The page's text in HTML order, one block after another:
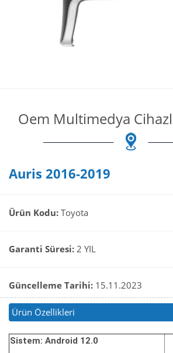
Oem Multimedya
Auris 2016-2019
Ürün Kodu: Toyota
Garanti Süresi: 2 YIL
Güncelleme Tarihi: 15.11.2023
Ürün Özellikleri
Sistem: Android 12.0